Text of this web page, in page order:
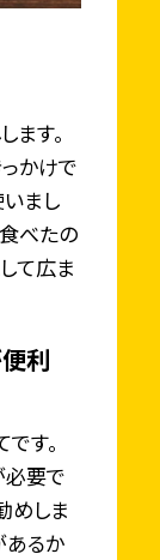
ます。
かけで
まし
べたの
て広ま
利
す。
必要で
めしま
あるか